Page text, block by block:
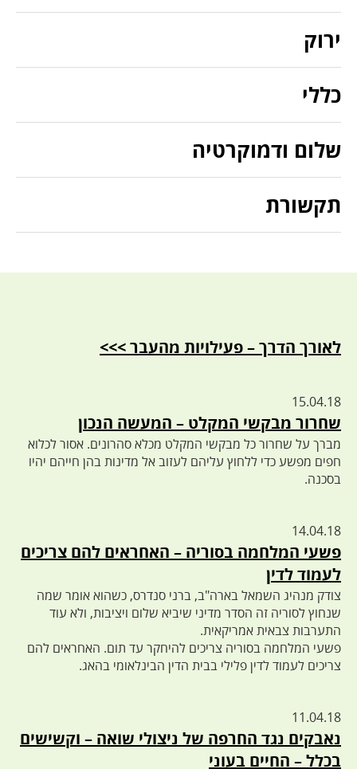
ירוק
כללי
שלום ודמוקרטיה
תקשורת
לאורך הדרך – פעילויות מהעבר >>>
15.04.18
שחרור מבקשי המקלט – המעשה הנכון
מברך על שחרור כל מבקשי המקלט מכלא סהרונים. אסור לכלוא
חפים מפשע כדי ללחוץ עליהם לעזוב אל מדינות בהן חייהם יהיו
בסכנה.
14.04.18
פשעי המלחמה בסוריה – האחראים להם צריכים
לעמוד לדין
צודק מנהיג השמאל בארה"ב, ברני סנדרס, כשהוא אומר שמה
שנחוץ לסוריה זה הסדר מדיני שיביא שלום ויציבות, ולא עוד
התערבות צבאית אמריקאית.
פשעי המלחמה בסוריה צריכים להיחקר עד תום. האחראים להם
צריכים לעמוד לדין פלילי בבית הדין הבינלאומי בהאג.
11.04.18
נאבקים נגד החרפה של ניצולי שואה – וקשישים
בכלל – החיים בעוני